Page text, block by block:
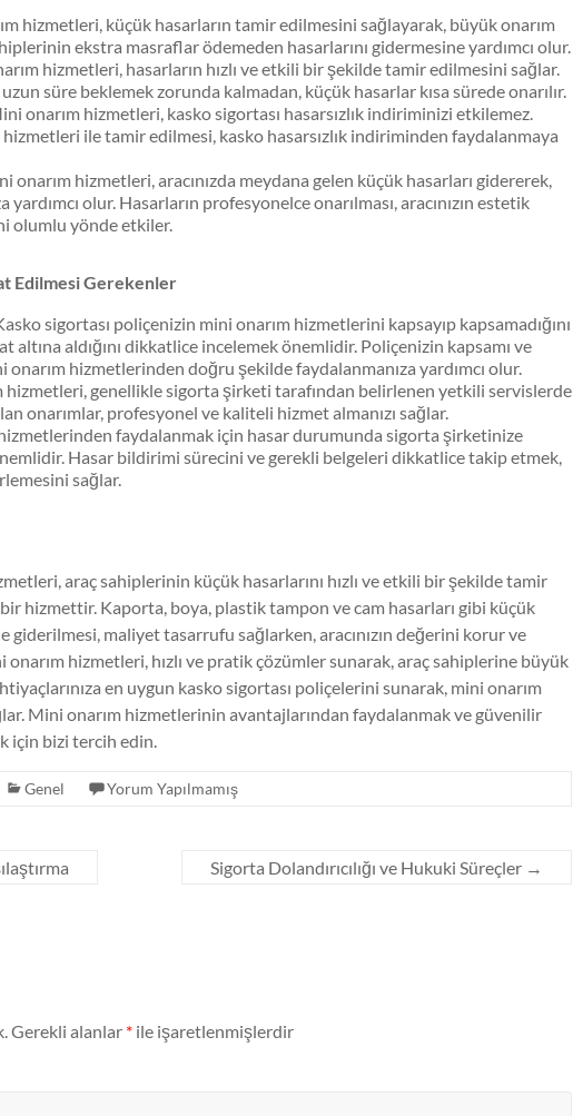
hizmetleri, küçük hasarların tamir edilmesini sağlayarak, büyük onarım
ekstra masraflar ödemeden hasarlarını gidermesine yardımcı olur.
hizmetleri, hasarların hızlı ve etkili bir şekilde tamir edilmesini sağlar.
süre beklemek zorunda kalmadan, küçük hasarlar kısa sürede onarılır.
onarım hizmetleri, kasko sigortası hasarsızlık indiriminizi etkilemez.
ile tamir edilmesi, kasko hasarsızlık indiriminden faydalanmaya
onarım hizmetleri, aracınızda meydana gelen küçük hasarları gidererek,
yardımcı olur. Hasarların profesyonelce onarılması, aracınızın estetik
olumlu yönde etkiler.
Edilmesi Gerekenler
sigortası poliçenizin mini onarım hizmetlerini kapsayıp kapsamadığını
aldığını dikkatlice incelemek önemlidir. Poliçenizin kapsamı ve
hizmetlerinden doğru şekilde faydalanmanıza yardımcı olur.
hizmetleri, genellikle sigorta şirketi tarafından belirlenen yetkili servislerde
onarımlar, profesyonel ve kaliteli hizmet almanızı sağlar.
faydalanmak için hasar durumunda sigorta şirketinize
Hasar bildirimi sürecini ve gerekli belgeleri dikkatlice takip etmek,
sağlar.
araç sahiplerinin küçük hasarlarını hızlı ve etkili bir şekilde tamir
hizmettir. Kaporta, boya, plastik tampon ve cam hasarları gibi küçük
giderilmesi, maliyet tasarrufu sağlarken, aracınızın değerini korur ve
hizmetleri, hızlı ve pratik çözümler sunarak, araç sahiplerine büyük
en uygun kasko sigortası poliçelerini sunarak, mini onarım
Mini onarım hizmetlerinin avantajlarından faydalanmak ve güvenilir
için bizi tercih edin.
Genel Yorum Yapılmamış
Sigorta Dolandırıcılığı ve Hukuki Süreçler →
Gerekli alanlar * ile işaretlenmişlerdir